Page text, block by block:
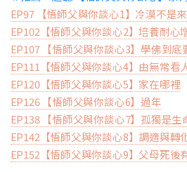
EP97 【悟師父與你談心1】冷漠不是
EP102【悟師父與你談心2】培養耐心
EP107 【悟師父與你談心3】學佛到底
EP111【悟師父與你談心4】由無常看
EP120【悟師父與你談心5】家在哪裡
EP126 【悟師父與你談心6】過年
EP138 【悟師父與你談心7】孤獨是生
EP142【悟師父與你談心8】調適與轉
EP152【悟師父與你談心9】父母死後